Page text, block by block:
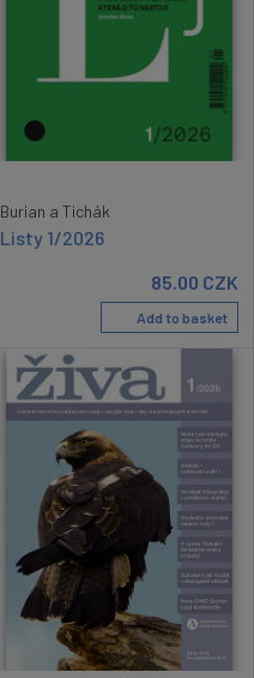
Burian a Tichák
Listy 1/2026
85.00 CZK
Add to basket